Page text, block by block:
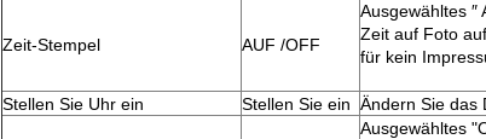
Zeit-Stempel AUF /OFF
Ausgewähltes ″
Zeit auf Foto
für kein
Stellen Sie Uhr ein Stellen Sie ein Ändern Sie das
Ausgewähltes